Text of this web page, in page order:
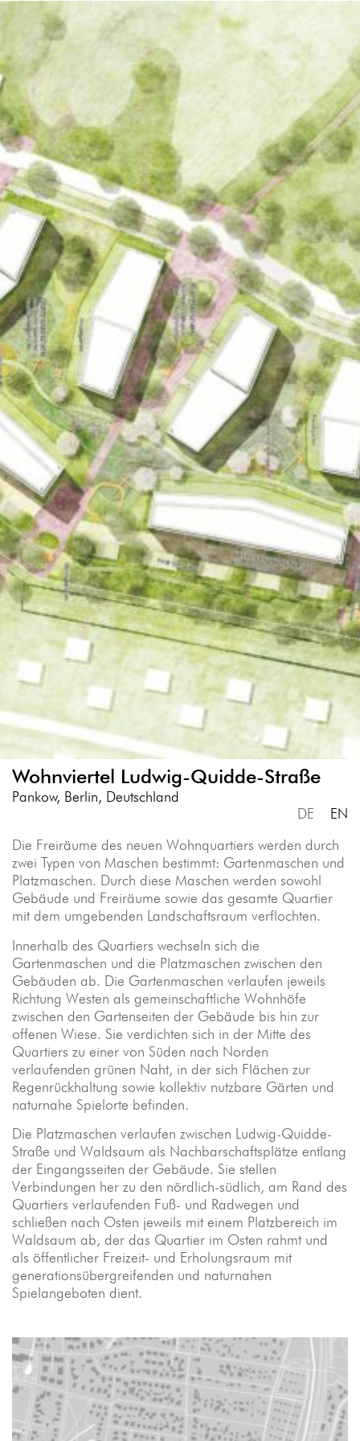
Wohnviertel Ludwig-Quidde-Straße
Pankow, Berlin, Deutschland
DE
EN
Die Freiräume des neuen Wohnquartiers werden durch
zwei Typen von Maschen bestimmt: Gartenmaschen und
Platzmaschen. Durch diese Maschen werden sowohl
Gebäude und Freiräume sowie das gesamte Quartier
mit dem umgebenden Landschaftsraum verflochten.
Innerhalb des Quartiers wechseln sich die
Gartenmaschen und die Platzmaschen zwischen den
Gebäuden ab. Die Gartenmaschen verlaufen jeweils
Richtung Westen als gemeinschaftliche Wohnhöfe
zwischen den Gartenseiten der Gebäude bis hin zur
offenen Wiese. Sie verdichten sich in der Mitte des
Quartiers zu einer von Süden nach Norden
verlaufenden grünen Naht, in der sich Flächen zur
Regenrückhaltung sowie kollektiv nutzbare Gärten und
naturnahe Spielorte befinden.
Die Platzmaschen verlaufen zwischen Ludwig-Quidde-
Straße und Waldsaum als Nachbarschaftsplätze entlang
der Eingangsseiten der Gebäude. Sie stellen
Verbindungen her zu den nördlich-südlich, am Rand des
Quartiers verlaufenden Fuß- und Radwegen und
schließen nach Osten jeweils mit einem Platzbereich im
Waldsaum ab, der das Quartier im Osten rahmt und
als öffentlicher Freizeit- und Erholungsraum mit
generationsübergreifenden und naturnahen
Spielangeboten dient.